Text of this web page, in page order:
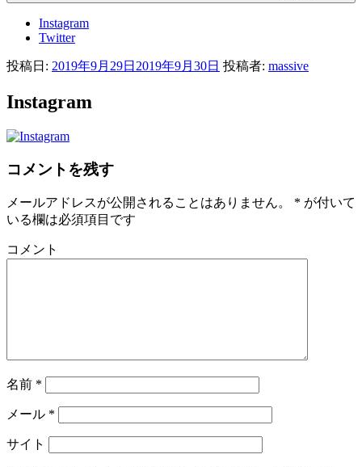
Instagram
Twitter
投稿日: 2019年9月29日 2019年9月30日 投稿者: massive
Instagram
コメントを残す
メールアドレスが公開されることはありません。 * が付いて
いる欄は必須項目です
コメント
名前 *
メール *
サイト